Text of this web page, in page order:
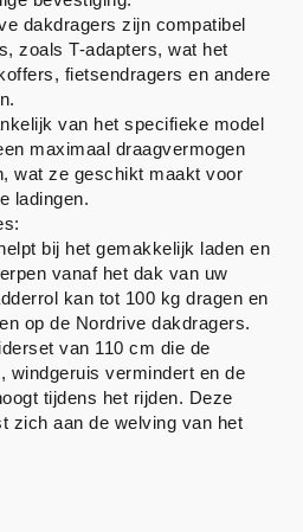
dakdragers zijn compatibel
zoals T-adapters, wat het
fietsendragers en andere
van het specifieke model
maximaal draagvermogen
wat ze geschikt maakt voor
ladingen.
bij het gemakkelijk laden en
vanaf het dak van uw
kan tot 100 kg dragen en
op de Nordrive dakdragers.
van 110 cm die de
windgeruis vermindert en de
tijdens het rijden. Deze
zich aan de welving van het